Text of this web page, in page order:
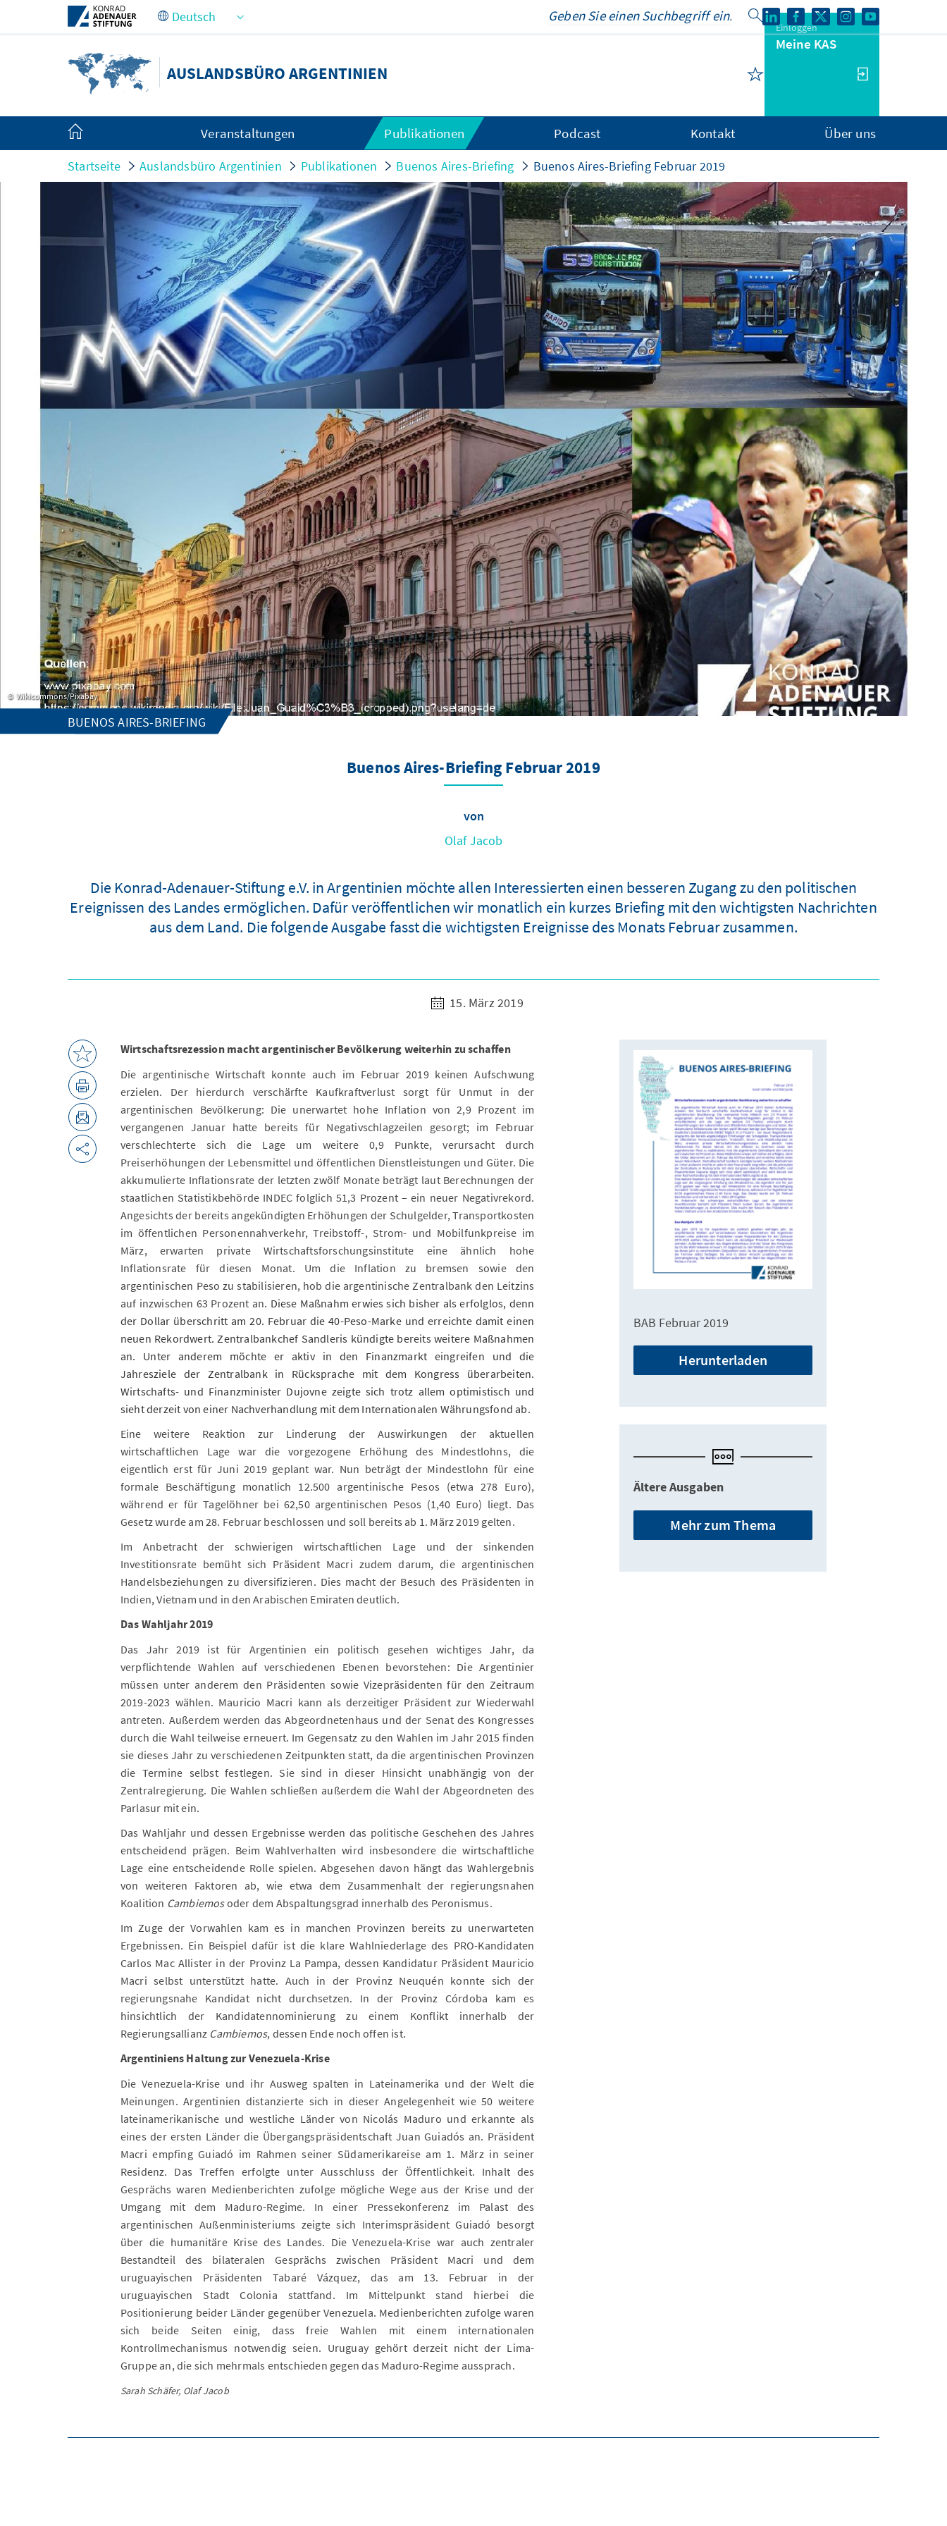
Zum Hauptinhalt springen
AUSLANDSBÜRO ARGENTINIEN
Einloggen
Meine KAS
Veranstaltungen Publikationen Podcast Kontakt Über uns
Startseite Auslandsbüro Argentinien Publikationen Buenos Aires-Briefing Buenos Aires-Briefing Februar 2019
Wikicommons/Pixabay
BUENOS AIRES-BRIEFING
Buenos Aires-Briefing Februar 2019
von
Olaf Jacob
Die Konrad-Adenauer-Stiftung e.V. in Argentinien möchte allen Interessierten einen besseren Zugang zu den politischen
Ereignissen des Landes ermöglichen. Dafür veröffentlichen wir monatlich ein kurzes Briefing mit den wichtigsten Nachrichten
aus dem Land. Die folgende Ausgabe fasst die wichtigsten Ereignisse des Monats Februar zusammen.
15. März 2019
Wirtschaftsrezession macht argentinischer Bevölkerung weiterhin zu schaffen
Die argentinische Wirtschaft konnte auch im Februar 2019 keinen Aufschwung
erzielen. Der hierdurch verschärfte Kaufkraftverlust sorgt für Unmut in der
argentinischen Bevölkerung: Die unerwartet hohe Inflation von 2,9 Prozent im
vergangenen Januar hatte bereits für Negativschlagzeilen gesorgt; im Februar
verschlechterte sich die Lage um weitere 0,9 Punkte, verursacht durch
Preiserhöhungen der Lebensmittel und öffentlichen Dienstleistungen und Güter. Die
akkumulierte Inflationsrate der letzten zwölf Monate beträgt laut Berechnungen der
staatlichen Statistikbehörde INDEC folglich 51,3 Prozent – ein neuer Negativrekord.
Angesichts der bereits angekündigten Erhöhungen der Schulgelder, Transportkosten
im öffentlichen Personennahverkehr, Treibstoff-, Strom- und Mobilfunkpreise im
März, erwarten private Wirtschaftsforschungsinstitute eine ähnlich hohe
Inflationsrate für diesen Monat. Um die Inflation zu bremsen sowie den
argentinischen Peso zu stabilisieren, hob die argentinische Zentralbank den Leitzins
auf inzwischen 63 Prozent an. Diese Maßnahm erwies sich bisher als erfolglos, denn
der Dollar überschritt am 20. Februar die 40-Peso-Marke und erreichte damit einen
neuen Rekordwert. Zentralbankchef Sandleris kündigte bereits weitere Maßnahmen
an. Unter anderem möchte er aktiv in den Finanzmarkt eingreifen und die
Jahresziele der Zentralbank in Rücksprache mit dem Kongress überarbeiten.
Wirtschafts- und Finanzminister Dujovne zeigte sich trotz allem optimistisch und
sieht derzeit von einer Nachverhandlung mit dem Internationalen Währungsfond ab.
Eine weitere Reaktion zur Linderung der Auswirkungen der aktuellen
wirtschaftlichen Lage war die vorgezogene Erhöhung des Mindestlohns, die
eigentlich erst für Juni 2019 geplant war. Nun beträgt der Mindestlohn für eine
formale Beschäftigung monatlich 12.500 argentinische Pesos (etwa 278 Euro),
während er für Tagelöhner bei 62,50 argentinischen Pesos (1,40 Euro) liegt. Das
Gesetz wurde am 28. Februar beschlossen und soll bereits ab 1. März 2019 gelten.
Im Anbetracht der schwierigen wirtschaftlichen Lage und der sinkenden
Investitionsrate bemüht sich Präsident Macri zudem darum, die argentinischen
Handelsbeziehungen zu diversifizieren. Dies macht der Besuch des Präsidenten in
Indien, Vietnam und in den Arabischen Emiraten deutlich.
Das Wahljahr 2019
Das Jahr 2019 ist für Argentinien ein politisch gesehen wichtiges Jahr, da
verpflichtende Wahlen auf verschiedenen Ebenen bevorstehen: Die Argentinier
müssen unter anderem den Präsidenten sowie Vizepräsidenten für den Zeitraum
2019-2023 wählen. Mauricio Macri kann als derzeitiger Präsident zur Wiederwahl
antreten. Außerdem werden das Abgeordnetenhaus und der Senat des Kongresses
durch die Wahl teilweise erneuert. Im Gegensatz zu den Wahlen im Jahr 2015 finden
sie dieses Jahr zu verschiedenen Zeitpunkten statt, da die argentinischen Provinzen
die Termine selbst festlegen. Sie sind in dieser Hinsicht unabhängig von der
Zentralregierung. Die Wahlen schließen außerdem die Wahl der Abgeordneten des
Parlasur mit ein.
Das Wahljahr und dessen Ergebnisse werden das politische Geschehen des Jahres
entscheidend prägen. Beim Wahlverhalten wird insbesondere die wirtschaftliche
Lage eine entscheidende Rolle spielen. Abgesehen davon hängt das Wahlergebnis
von weiteren Faktoren ab, wie etwa dem Zusammenhalt der regierungsnahen
Koalition Cambiemosoder dem Abspaltungsgrad innerhalb des Peronismus.
Im Zuge der Vorwahlen kam es in manchen Provinzen bereits zu unerwarteten
Ergebnissen. Ein Beispiel dafür ist die klare Wahlniederlage des PRO-Kandidaten
Carlos Mac Allister in der Provinz La Pampa, dessen Kandidatur Präsident Mauricio
Macri selbst unterstützt hatte. Auch in der Provinz Neuquén konnte sich der
regierungsnahe Kandidat nicht durchsetzen. In der Provinz Córdoba kam es
hinsichtlich der Kandidatennominierung zu einem Konflikt innerhalb der
Regierungsallianz Cambiemos, dessen Ende noch offen ist.
Argentiniens Haltung zur Venezuela-Krise
Die Venezuela-Krise und ihr Ausweg spalten in Lateinamerika und der Welt die
Meinungen. Argentinien distanzierte sich in dieser Angelegenheit wie 50 weitere
lateinamerikanische und westliche Länder von Nicolás Maduro und erkannte als
eines der ersten Länder die Übergangspräsidentschaft Juan Guiadós an. Präsident
Macri empfing Guiadó im Rahmen seiner Südamerikareise am 1. März in seiner
Residenz. Das Treffen erfolgte unter Ausschluss der Öffentlichkeit. Inhalt des
Gesprächs waren Medienberichten zufolge mögliche Wege aus der Krise und der
Umgang mit dem Maduro-Regime. In einer Pressekonferenz im Palast des
argentinischen Außenministeriums zeigte sich Interimspräsident Guiadó besorgt
über die humanitäre Krise des Landes. Die Venezuela-Krise war auch zentraler
Bestandteil des bilateralen Gesprächs zwischen Präsident Macri und dem
uruguayischen Präsidenten Tabaré Vázquez, das am 13. Februar in der
uruguayischen Stadt Colonia stattfand. Im Mittelpunkt stand hierbei die
Positionierung beider Länder gegenüber Venezuela. Medienberichten zufolge waren
sich beide Seiten einig, dass freie Wahlen mit einem internationalen
Kontrollmechanismus notwendig seien. Uruguay gehört derzeit nicht der Lima-
Gruppe an, die sich mehrmals entschieden gegen das Maduro-Regime aussprach.
Sarah Schäfer, Olaf Jacob
BAB Februar 2019
Herunterladen
Ältere Ausgaben
Mehr zum Thema